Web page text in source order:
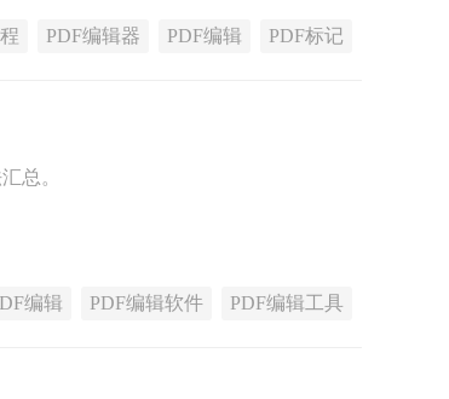
PDF编辑器 PDF编辑 PDF标记
总。
编辑 PDF编辑软件 PDF编辑工具